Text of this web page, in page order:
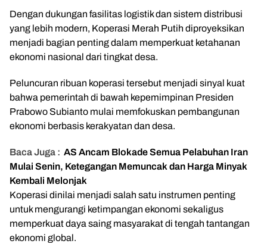
Dengan dukungan fasilitas logistik dan sistem distribusi
yang lebih modern, Koperasi Merah Putih diproyeksikan
menjadi bagian penting dalam memperkuat ketahanan
ekonomi nasional dari tingkat desa.
Peluncuran ribuan koperasi tersebut menjadi sinyal kuat
bahwa pemerintah di bawah kepemimpinan Presiden
Prabowo Subianto mulai memfokuskan pembangunan
ekonomi berbasis kerakyatan dan desa.
Baca Juga : AS Ancam Blokade Semua Pelabuhan Iran
Mulai Senin, Ketegangan Memuncak dan Harga Minyak
Kembali Melonjak
Koperasi dinilai menjadi salah satu instrumen penting
untuk mengurangi ketimpangan ekonomi sekaligus
memperkuat daya saing masyarakat di tengah tantangan
ekonomi global.